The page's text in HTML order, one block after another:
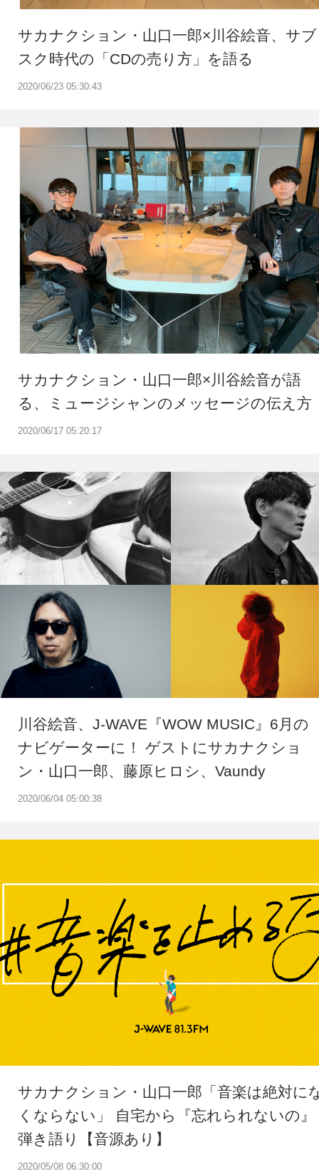
2020/06/23 05:30:43
サカナクション・山口一郎×川谷絵音、サブ
スク時代の「CDの売り方」を語る
2020/06/17 05:20:17
サカナクション・山口一郎×川谷絵音が語
る、ミュージシャンのメッセージの伝え方
2020/06/04 05:00:38
川谷絵音、J-WAVE『WOW MUSIC』6月の
ナビゲーターに！ ゲストにサカナクショ
ン・山口一郎、藤原ヒロシ、Vaundy
2020/05/08 06:30:00
サカナクション・山口一郎「音楽は絶対に
くならない」 自宅から『忘れられないの』
弾き語り【音源あり】